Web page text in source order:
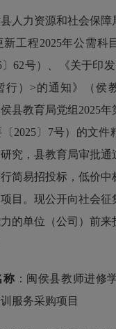
人力资源和社会保障
新工程2025年公需科
〕62号）、《关于印
行）>的通知》（侯
县教育局党组2025年
〔2025〕7号）的文件
究，县教育局审批通
简易招投标，低价中
目。 现公开向社会征
的单位（公司）前来
称 ：闽侯县教师进修
服务采购项目